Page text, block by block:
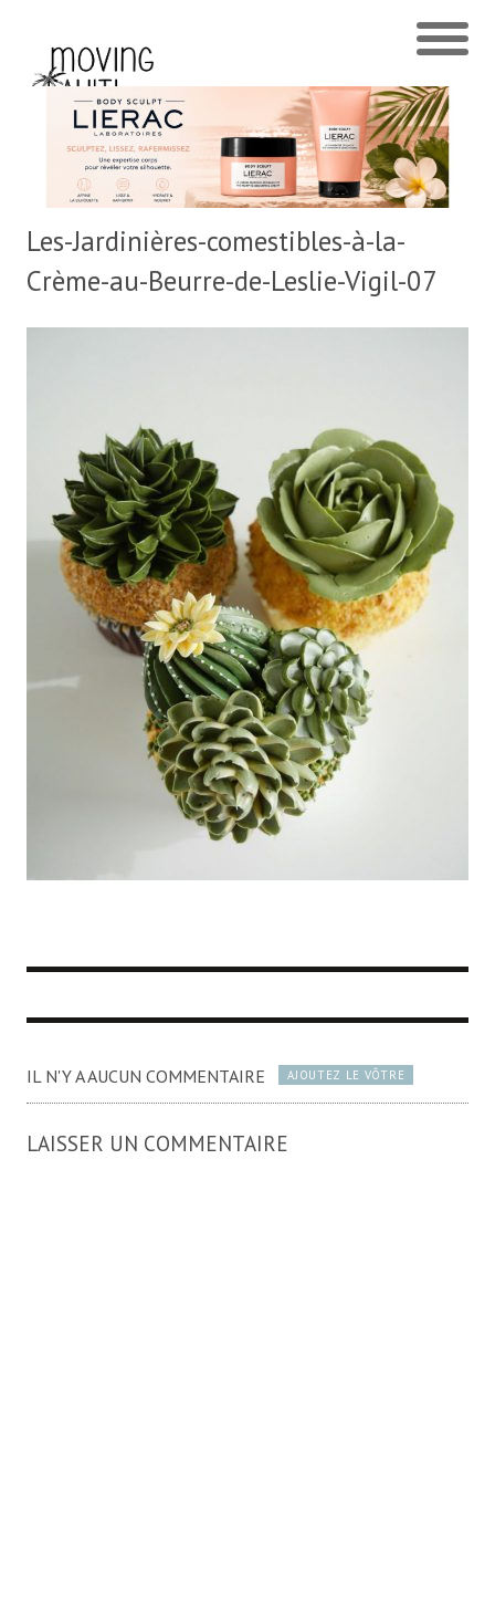
Les-Jardinières-comestibles-à-la-
Crème-au-Beurre-de-Leslie-Vigil-07
IL N'Y A AUCUN COMMENTAIRE AJOUTEZ LE VÔTRE
LAISSER UN COMMENTAIRE